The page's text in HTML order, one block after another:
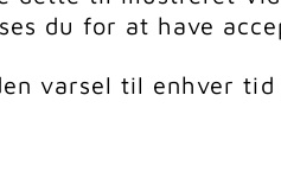
du for at have
varsel til enhver tid